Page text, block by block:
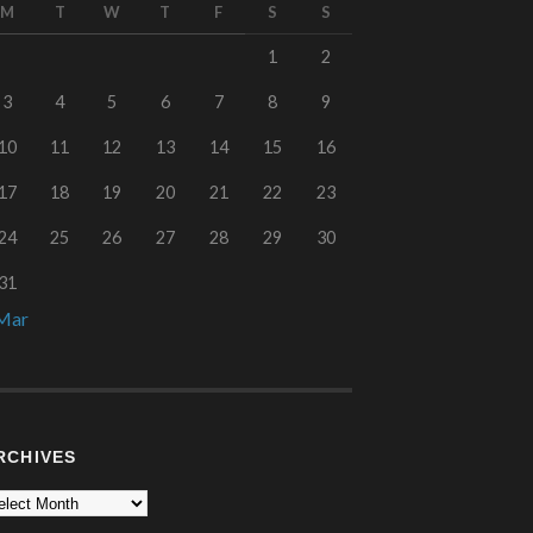
M T W T F S S
1 2
3 4 5 6 7 8 9
10 11 12 13 14 15 16
17 18 19 20 21 22 23
25 26 27 28 29 30
31